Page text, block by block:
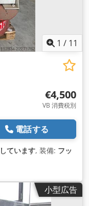
1 / 11
€4,500
VB 消費税別
電話する
ています, 装備: フッ
小型広告